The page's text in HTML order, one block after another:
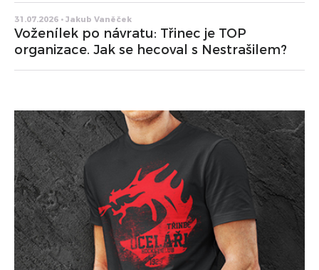
31.07.2026 • Jakub Vaněček
Voženílek po návratu: Třinec je TOP
organizace. Jak se hecoval s Nestrašilem?